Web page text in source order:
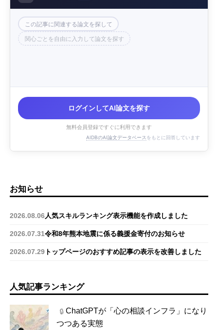
この記事に関連する論文を探して
関心ごとを自由に入力して論文を探す
ログインしてAI論文を探す
無料会員登録ですぐに利用できます
AIDBのAI論文データベース をもとに回答しています
お知らせ
2026.08.06人気スキルランキング表示機能を作成しました
2026.07.31令和8年熊本地震に係る義援金寄付のお知らせ
2026.07.29 トップページのおすすめ記事の表示を改善しました
人気記事ランキング
🔒ChatGPTが「心の相談インフラ」になり
つつある実態